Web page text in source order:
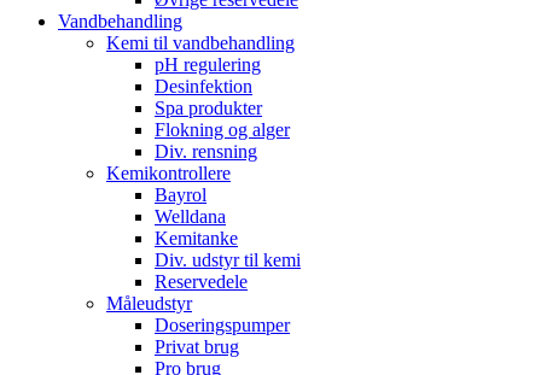
Vandbehandling
Kemi til vandbehandling
pH regulering
Desinfektion
Spa produkter
Flokning og alger
Div. rensning
Kemikontrollere
Bayrol
Welldana
Kemitanke
Div. udstyr til kemi
Reservedele
Måleudstyr
Doseringspumper
Privat brug
Pro brug